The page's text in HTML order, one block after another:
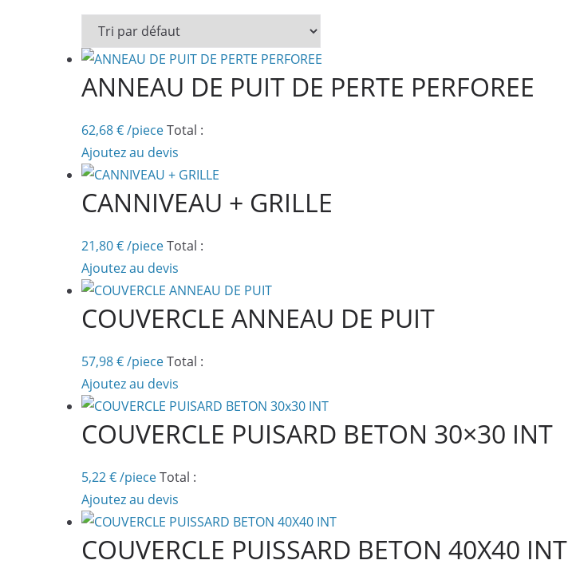
ANNEAU DE PUIT DE PERTE PERFOREE
62,68€/pieceTotal :
Ajoutez au devis
CANNIVEAU + GRILLE
21,80€/pieceTotal :
Ajoutez au devis
COUVERCLE ANNEAU DE PUIT
57,98€/pieceTotal :
Ajoutez au devis
COUVERCLE PUISARD BETON 30×30 INT
5,22€/pieceTotal :
Ajoutez au devis
COUVERCLE PUISSARD BETON 40X40 INT